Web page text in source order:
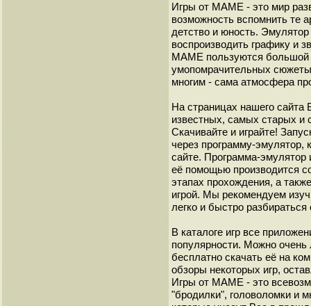
Игры от МАМЕ - это мир
возможность вспомнить те
детство и юность.
воспроизводить графику и
МАМЕ пользуются большой
умопомрачительных
многим - сама атмосфера
На страницах нашего
известных, самых старых
Скачивайте и играйте!
через программу-эмулятор,
сайте. Программа-
её помощью производится
этапах прохождения, а
игрой. Мы рекомендуем
легко и быстро
В каталоге игр все
популярности. Можно очень
бесплатно скачать её на
обзоры некоторых игр,
Игры от МАМЕ - это
"бродилки", головоломки и